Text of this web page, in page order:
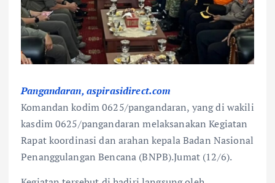
Pangandaran, aspirasidirect.com
Komandan kodim 0625/pangandaran, yang di wakili
kasdim 0625/pangandaran melaksanakan Kegiatan
Rapat koordinasi dan arahan kepala Badan Nasional
Penanggulangan Bencana (BNPB).Jumat (12/6).